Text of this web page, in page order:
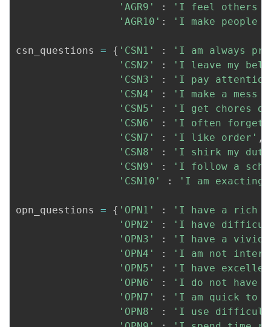
'AGR9'
:
'I feel others
'AGR10' : 'I make people
csn_questions = { 'CSN1' :
'I am always
'CSN2'
:
'I leave my
'CSN3'
:
'I pay
'CSN4'
:
'I make a mess
'CSN5'
:
'I get chores
'CSN6'
:
'I often forget
'CSN7'
: 'I like order' ,
'CSN8'
:
'I shirk my
'CSN9'
:
'I follow a
'CSN10'
: 'I am exacting
opn_questions = { 'OPN1' :
'I have a rich
'OPN2'
:
'I have
'OPN3'
:
'I have a vivid
'OPN4'
:
'I am not
'OPN5'
:
'I have
'OPN6'
:
'I do not have
'OPN7'
:
'I am quick to
'OPN8'
:
'I use difficult